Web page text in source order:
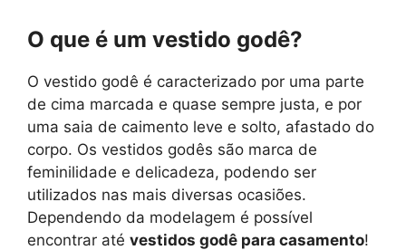
O que é um vestido godê?
O vestido godê é caracterizado por uma parte
de cima marcada e quase sempre justa, e por
uma saia de caimento leve e solto, afastado do
corpo. Os vestidos godês são marca de
feminilidade e delicadeza, podendo ser
utilizados nas mais diversas ocasiões.
Dependendo da modelagem é possível
encontrar até vestidos godê para casamento!